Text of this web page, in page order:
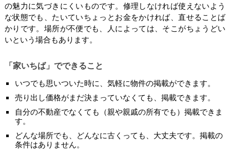
の魅力に気づきにくいものです。修理しなければ使えないよう
な状態でも、たいていちょっとお金をかければ、直せることば
かりです。場所が不便でも、人によっては、そこがちょうどい
いという場合もあります。
「家いちば」でできること
いつでも思いついた時に、気軽に物件の掲載ができます。
売り出し価格がまだ決まっていなくても、掲載できます。
自分の不動産でなくても（親や親戚の所有でも）掲載できま
す。
どんな場所でも、どんなに古くっても、大丈夫です。掲載の
条件はありません。